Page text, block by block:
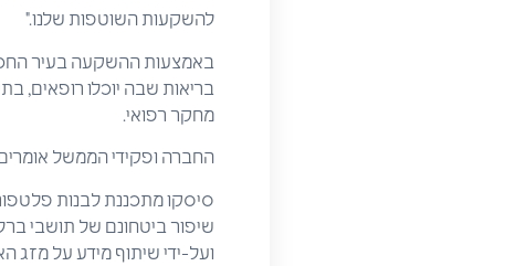
להשקעות השוטפות שלנו."
באמצעות ההשקעה בעיר
בריאות שבה יוכלו רופאים,
מחקר רפואי.
החברה ופקידי הממשל
סיסקו מתכננת לבנות
ועל-ידי שיתוף מידע על מזג